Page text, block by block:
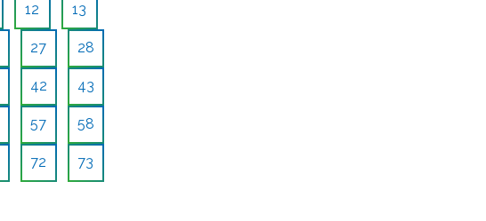
12 13
27 28
42 43
57 58
72 73